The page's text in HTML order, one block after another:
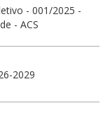
- 001/2025 -
- ACS
2029